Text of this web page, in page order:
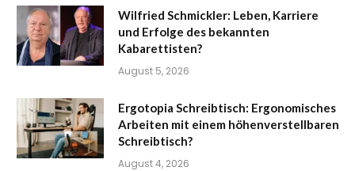
Wilfried Schmickler: Leben, Karriere
und Erfolge des bekannten
Kabarettisten?
August 5, 2026
Ergotopia Schreibtisch: Ergonomisches
Arbeiten mit einem höhenverstellbaren
Schreibtisch?
August 4, 2026